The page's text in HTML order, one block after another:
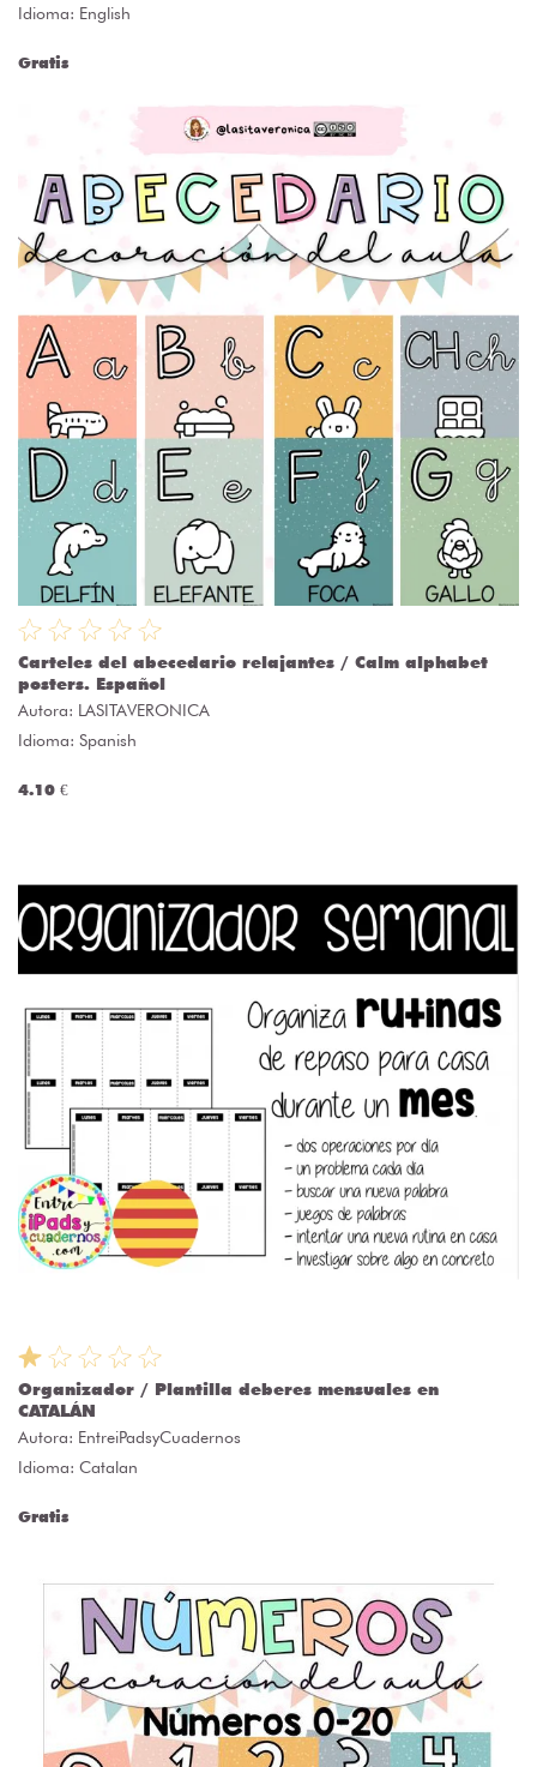
Idioma: English
Gratis
Carteles del abecedario relajantes / Calm alphabet
posters. Español
Autora: LASITAVERONICA
Idioma: Spanish
4.10 €
Organizador / Plantilla deberes mensuales en
CATALÁN
Autora: EntreiPadsyCuadernos
Idioma: Catalan
Gratis